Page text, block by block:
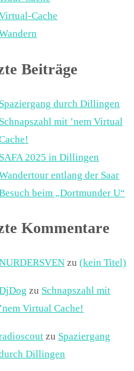
Cache
Beiträge
Spaziergang durch Dillingen
Schnapszahl mit ’nem Virtual
SAFA 2025 in Dillingen
entlang der Saar
beim „Dortmunder U“
Kommentare
zu (kein Titel)
zu Schnapszahl mit
’nem Virtual Cache!
zu Spaziergang
Dillingen